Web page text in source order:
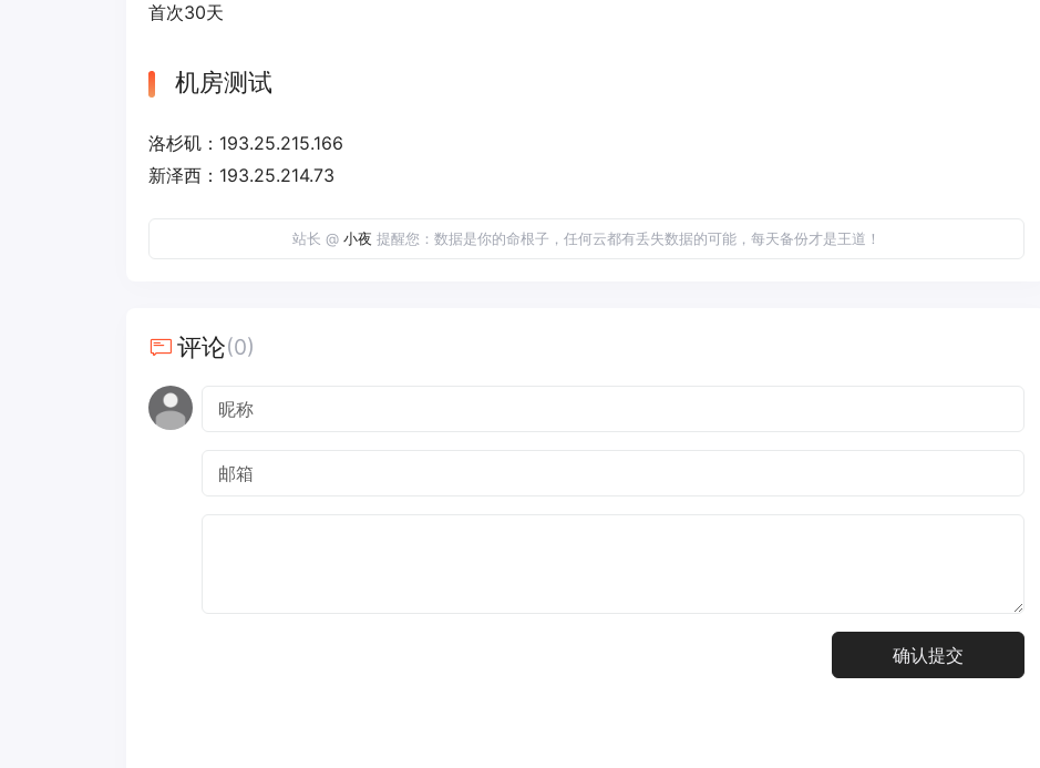
首次30天
机房测试
洛杉矶：193.25.215.166
新泽西：193.25.214.73
站长 @ 小夜 提醒您：数据是你的命根子，任何云都有丢失数据的可能，每天备份才是王道！
评论(0)